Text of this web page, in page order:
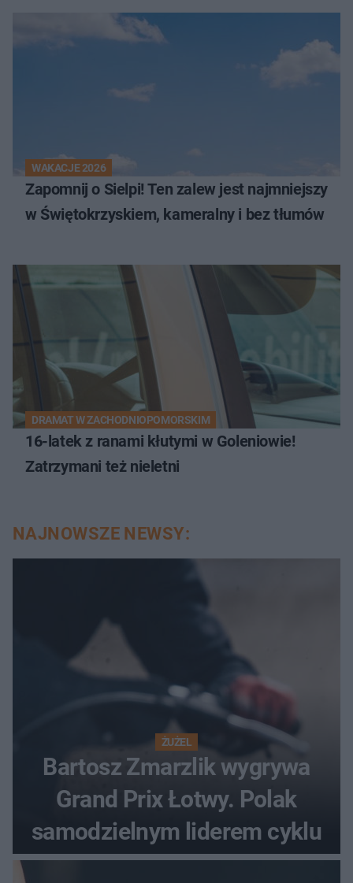
WAKACJE 2026
Zapomnij o Sielpi! Ten zalew jest najmniejszy
w Świętokrzyskiem, kameralny i bez tłumów
DRAMAT W ZACHODNIOPOMORSKIM
16-latek z ranami kłutymi w Goleniowie!
Zatrzymani też nieletni
NAJNOWSZE NEWSY:
ŻUŻEL
Bartosz Zmarzlik wygrywa
Grand Prix Łotwy. Polak
samodzielnym liderem cyklu